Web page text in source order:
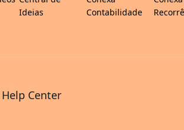
Ideias
Contabilidade